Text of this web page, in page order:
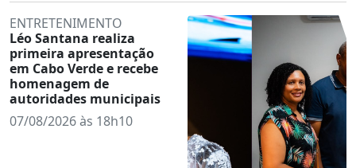
ENTRETENIMENTO
Léo Santana realiza
primeira apresentação
em Cabo Verde e recebe
homenagem de
autoridades municipais
07/08/2026 às 18h10